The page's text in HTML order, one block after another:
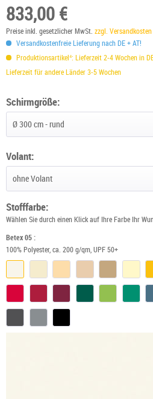
833,00 €
Preise inkl. gesetzlicher MwSt. zzgl.
Versandkostenfreie Lieferung nach DE + AT!
Produktionsartikel⁴: Lieferzeit 2-4 Wochen in
Lieferzeit für andere Länder 3-5 Wochen
Schirmgröße:
Volant:
Stofffarbe:
Wählen Sie durch einen Klick auf Ihre Farbe Ihr
Betex 05 :
100% Polyester, ca. 200 g/qm, UPF 50+